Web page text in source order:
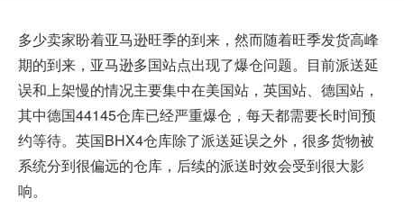
多少卖家盼着亚马逊旺季的到来，然而随着旺季发货高峰
期的到来，亚马逊多国站点出现了爆仓问题。目前派送延
误和上架慢的情况主要集中在美国站，英国站、德国站，
其中德国44145仓库已经严重爆仓，每天都需要长时间预
约等待。英国BHX4仓库除了派送延误之外，很多货物被
系统分到很偏远的仓库，后续的派送时效会受到很大影
响。